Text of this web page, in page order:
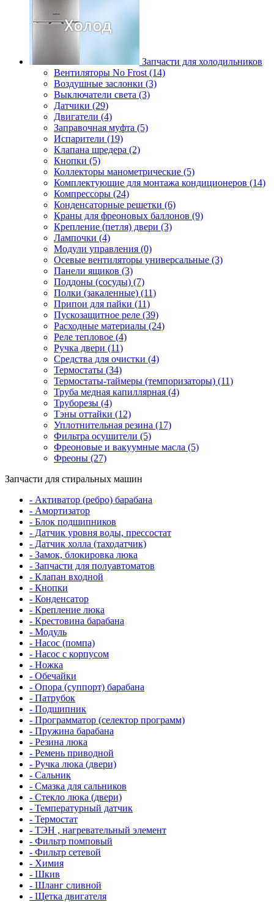
Запчасти для холодильников
Вентиляторы No Frost (14)
Воздушные заслонки (3)
Выключатели света (3)
Датчики (29)
Двигатели (4)
Заправочная муфта (5)
Испарители (19)
Клапана шредера (2)
Кнопки (5)
Коллекторы манометрические (5)
Комплектующие для монтажа кондиционеров (14)
Компрессоры (24)
Конденсаторные решетки (6)
Краны для фреоновых баллонов (9)
Крепление (петля) двери (3)
Лампочки (4)
Модули управления (0)
Осевые вентиляторы универсальные (3)
Панели ящиков (3)
Поддоны (сосуды) (7)
Полки (закаленные) (11)
Припои для пайки (11)
Пускозащитное реле (39)
Расходные материалы (24)
Реле тепловое (4)
Ручка двери (11)
Средства для очистки (4)
Термостаты (34)
Термостаты-таймеры (темпоризаторы) (11)
Труба медная капиллярная (4)
Труборезы (4)
Тэны оттайки (12)
Уплотнительная резина (17)
Фильтра осушители (5)
Фреоновые и вакуумные масла (5)
Фреоны (27)
Запчасти для стиральных машин
- Активатор (ребро) барабана
- Амортизатор
- Блок подшипников
- Датчик уровня воды, прессостат
- Датчик холла (таходатчик)
- Замок, блокировка люка
- Запчасти для полуавтоматов
- Клапан входной
- Кнопки
- Конденсатор
- Крепление люка
- Крестовина барабана
- Модуль
- Насос (помпа)
- Насос c корпусом
- Ножка
- Обечайки
- Опора (суппорт) барабана
- Патрубок
- Подшипник
- Программатор (селектор программ)
- Пружина барабана
- Резина люка
- Ремень приводной
- Ручка люка (двери)
- Сальник
- Смазка для сальников
- Стекло люка (двери)
- Температурный датчик
- Термостат
- ТЭН , нагревательный элемент
- Фильтр помповый
- Фильтр сетевой
- Химия
- Шкив
- Шланг сливной
- Щетка двигателя